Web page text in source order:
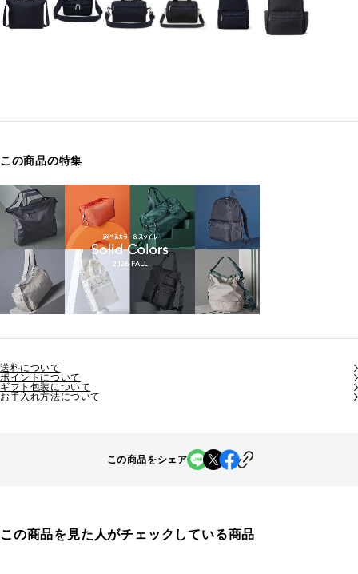
この商品の特集
送料について
ポイントについて
ギフト包装について
お手入れ方法について
この商品をシェア
この商品を見た人がチェックしている商品